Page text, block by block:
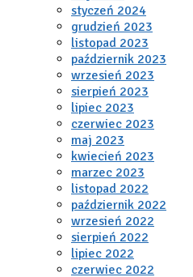
styczeń 2024
grudzień 2023
listopad 2023
październik 2023
wrzesień 2023
sierpień 2023
lipiec 2023
czerwiec 2023
maj 2023
kwiecień 2023
marzec 2023
listopad 2022
październik 2022
wrzesień 2022
sierpień 2022
lipiec 2022
czerwiec 2022